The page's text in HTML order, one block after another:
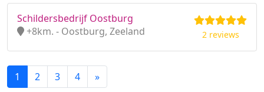
Schildersbedrijf Oostburg
+8km. - Oostburg, Zeeland
2 reviews
1 2 3 4 »